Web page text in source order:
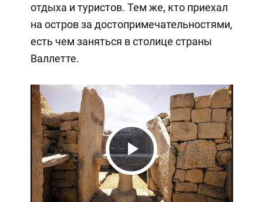
отдыха и туристов. Тем же, кто приехал
на остров за достопримечательностями,
есть чем заняться в столице страны
Валлетте.
Play